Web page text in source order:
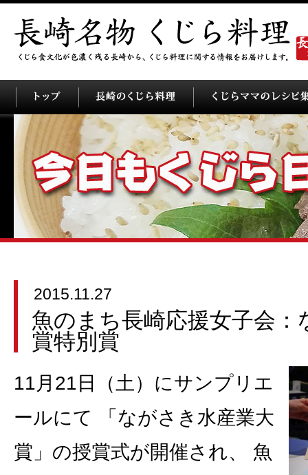
2015.11.27
魚のまち長崎応援女子会：
賞特別賞
11月21日（土）にサンプリエ
ールにて 「ながさき水産業大
賞」の授賞式が開催され、 魚